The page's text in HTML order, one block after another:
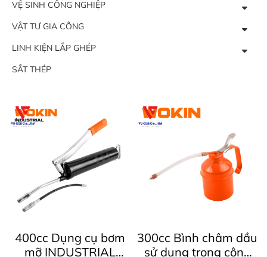
VỆ SINH CÔNG NGHIỆP
VẬT TƯ GIA CÔNG
LINH KIỆN LẮP GHÉP
SẮT THÉP
400cc Dụng cụ bơm
mỡ INDUSTRIAL
300cc Bình châm dầu
sử dụng trong công